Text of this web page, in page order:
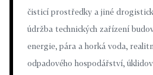
čisticí prostředky a jiné
údržba technických zařízení
energie, pára a horká voda,
odpadového hospodářství,